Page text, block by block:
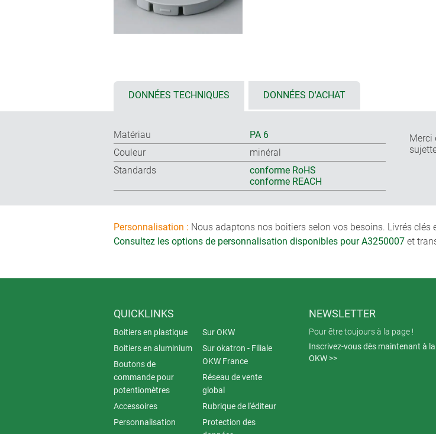
DONNÉES TECHNIQUES DONNÉES D'ACHAT
Matériau
PA 6
Couleur
minéral
Standards
conforme RoHS
conforme REACH
Merci
Personnalisation : Nous adaptons nos boitiers selon vos besoins. Livrés
Consultez les options de personnalisation disponibles pour A3250007 et
QUICKLINKS
Boitiers en plastique
Boitiers en aluminium
Boutons de
commande pour
potentiomètres
Accessoires
Personnalisation
Sur OKW
Sur okatron - Filiale
OKW France
Réseau de vente
global
Rubrique de l'éditeur
Protection des
NEWSLETTER
Pour être toujours à la page !
Inscrivez-vous dès maintenant à
OKW >>